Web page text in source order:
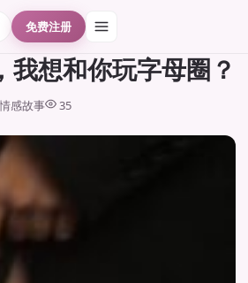
免费注册
我想和你玩字母圈？
情感故事 35